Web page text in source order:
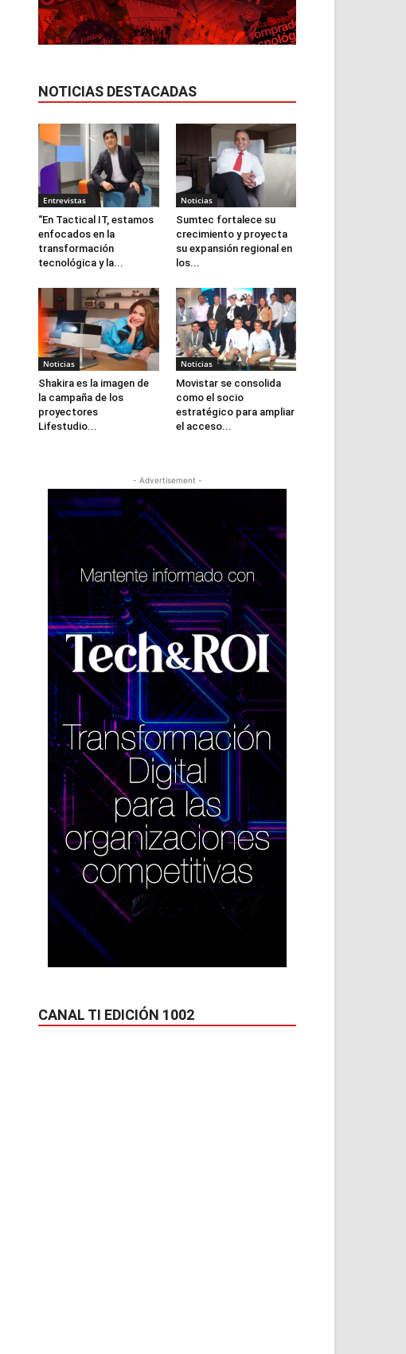
NOTICIAS DESTACADAS
Entrevistas
“En Tactical IT, estamos
enfocados en la
transformación
tecnológica y la...
Noticias
Sumtec fortalece su
crecimiento y proyecta
su expansión regional en
los...
Noticias
Shakira es la imagen de
la campaña de los
proyectores
Lifestudio...
Noticias
Movistar se consolida
como el socio
estratégico para ampliar
el acceso...
- Advertisement -
CANAL TI EDICIÓN 1002